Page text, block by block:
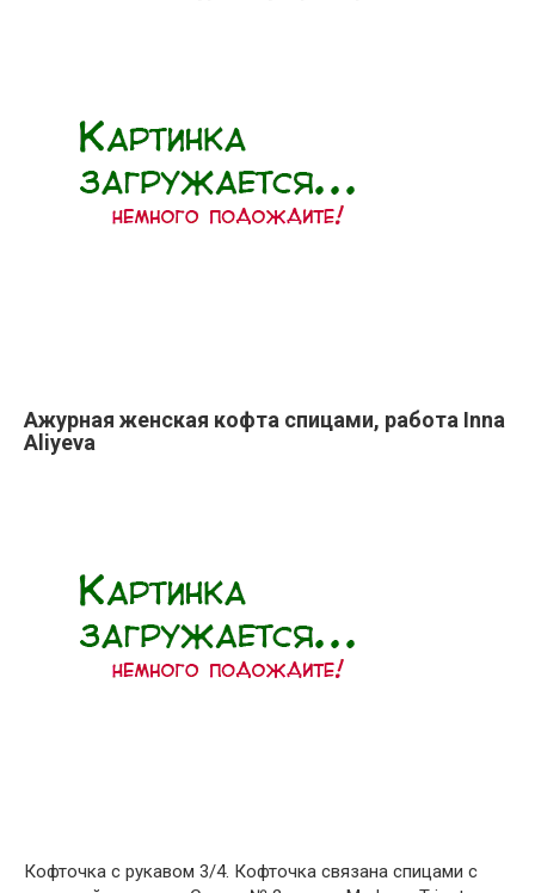
Ажурная женская кофта спицами, работа Inna
Aliyeva
Кофточка с рукавом 3/4. Кофточка связана спицами с